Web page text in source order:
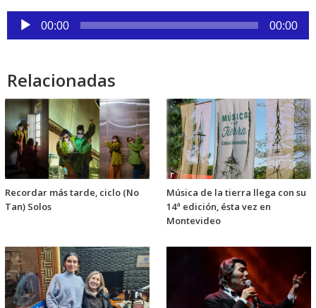
Reproductor
de
00:00 00:00
Relacionadas
Recordar más tarde, ciclo (No
Tan) Solos
Música de la tierra llega con su
14ª edición, ésta vez en
Montevideo